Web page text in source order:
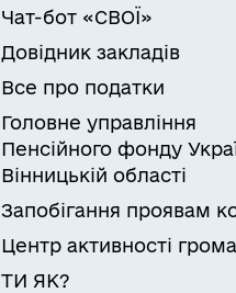
Чат-бот «СВОЇ»
Довідник закладів
Все про податки
Головне управління
Пенсійного фонду
Вінницькій області
Запобігання проявам
Центр активності
ТИ ЯК?